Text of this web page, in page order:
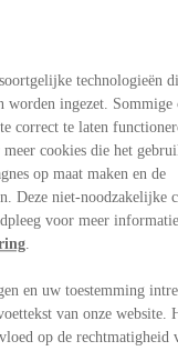
technologieën
ingezet. Sommige
correct te laten
cookies die het
op maat maken en de
Deze niet-noodzakelijke
voor meer
.
en uw toestemming
van onze website.
op de rechtmatigheid